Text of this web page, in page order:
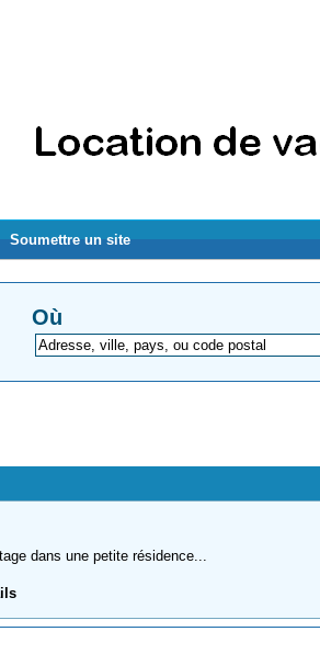
Soumettre un site
Où
dans une petite résidence...